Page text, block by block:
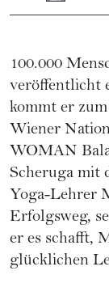
100.000
veröffentlicht
kommt er
Wiener
WOMAN
Scheruga mit
Yoga-Lehrer
Erfolgsweg,
er es schafft,
glücklichen